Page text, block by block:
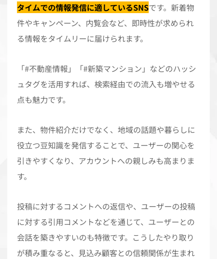
タイムでの情報発信に適しているSNSです。新着物
件やキャンペーン、内覧会など、即時性が求められ
る情報をタイムリーに届けられます。
「#不動産情報」「#新築マンション」などのハッシ
ュタグを活用すれば、検索経由での流入も増やせる
点も魅力です。
また、物件紹介だけでなく、地域の話題や暮らしに
役立つ豆知識を発信することで、ユーザーの関心を
引きやすくなり、アカウントへの親しみも高まりま
す。
投稿に対するコメントへの返信や、ユーザーの投稿
に対する引用コメントなどを通じて、ユーザーとの
会話を築きやすいのも特徴です。こうしたやり取り
が積み重なると、見込み顧客との信頼関係が生まれ